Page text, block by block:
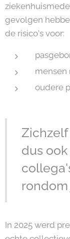
gevolgen
de risico's voor:
mensen
oudere
dus
rondom
In 2025 werd